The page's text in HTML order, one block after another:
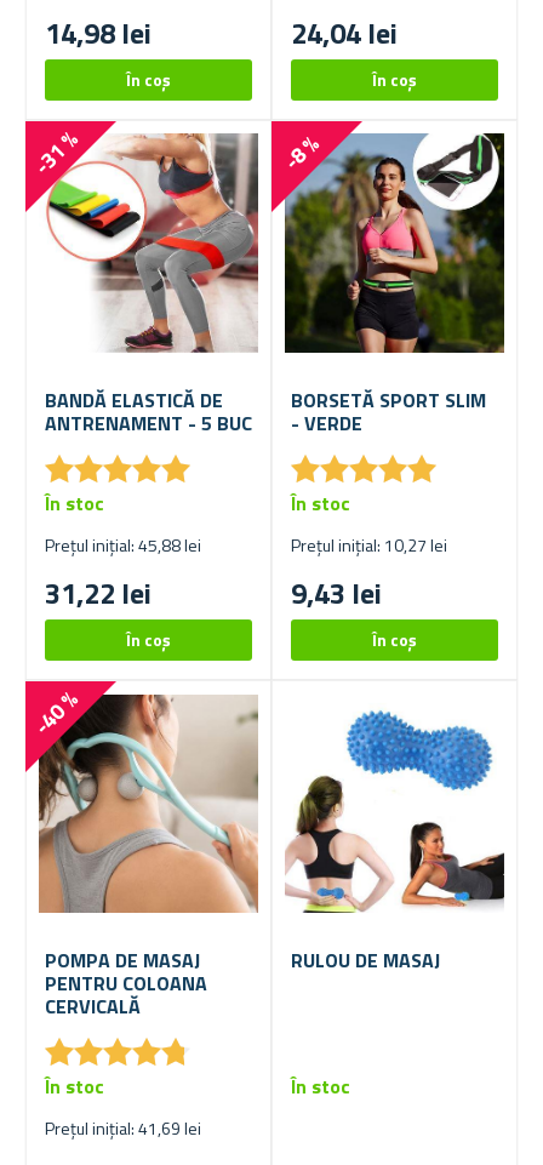
14,98 lei 24,04 lei
-31 %
BANDĂ ELASTICĂ DE
ANTRENAMENT - 5 BUC
★★★★★
★★★★★
Prețul inițial: 45,88 lei
31,22 lei
În stoc
-8 %
BORSETĂ SPORT SLIM
- VERDE
★★★★★
★★★★★
Prețul inițial: 10,27 lei
9,43 lei
În stoc
-40 %
POMPA DE MASAJ
PENTRU COLOANA
CERVICALĂ
★★★★★
★★★★★
Prețul inițial: 41,69 lei
În stoc
RULOU DE MASAJ
În stoc